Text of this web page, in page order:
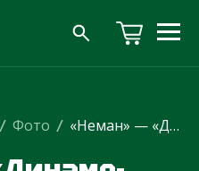
/ Фото / «Неман» — «Динамо-Брест»